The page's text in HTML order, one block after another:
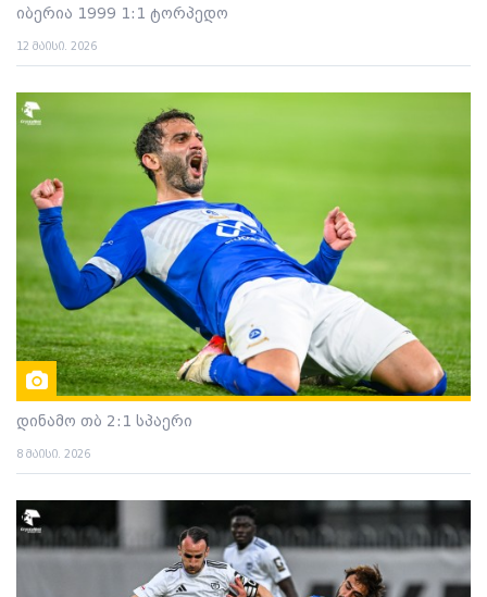
იბერია 1999 1:1 ტორპედო
12 მაისი. 2026
დინამო თბ 2:1 სპაერი
8 მაისი. 2026